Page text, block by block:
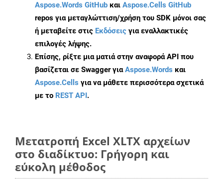
Aspose.Words GitHub και Aspose.Cells GitHub
repos για μεταγλώττιση/χρήση του SDK μόνοι σας
ή μεταβείτε στις Εκδόσεις για εναλλακτικές
επιλογές λήψης.
Επίσης, ρίξτε μια ματιά στην αναφορά API που
βασίζεται σε Swagger γιαAspose.Words και
Aspose.Cells για να μάθετε περισσότερα σχετικά
με το REST API.
Μετατροπή Excel XLTX αρχείων
στο διαδίκτυο: Γρήγορη και
εύκολη μέθοδος